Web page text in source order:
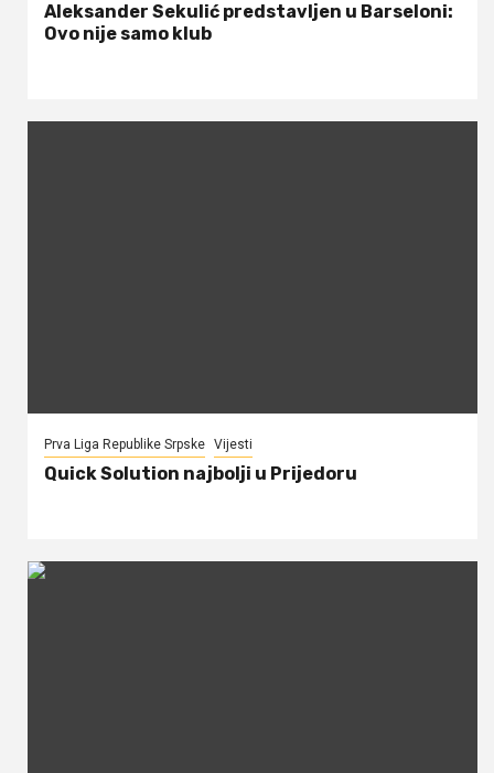
Aleksander Sekulić predstavljen u Barseloni:
Ovo nije samo klub
Prva Liga Republike Srpske Vijesti
Quick Solution najbolji u Prijedoru